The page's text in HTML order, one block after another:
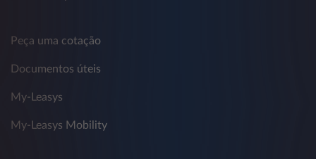
Peça uma cotação
Documentos úteis
My-Leasys
My-Leasys Mobility